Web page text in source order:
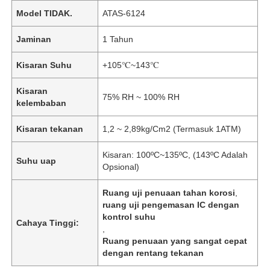
Model TIDAK. ATAS-6124
Jaminan 1 Tahun
Kisaran Suhu +105℃~143℃
Kisaran
kelembaban
75% RH ~ 100% RH
Kisaran tekanan 1,2 ~ 2,89kg/Cm2 (Termasuk 1ATM)
Suhu uap
Kisaran: 100ºC~135ºC, (143ºC Adalah
Opsional)
Cahaya Tinggi:
Ruang uji penuaan tahan korosi
ruang uji pengemasan IC dengan
kontrol suhu
Ruang penuaan yang sangat cepat
dengan rentang tekanan